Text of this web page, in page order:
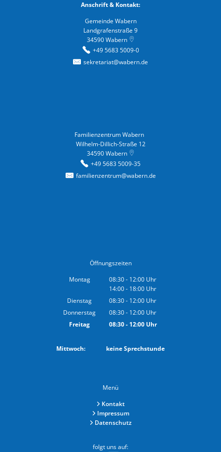
Anschrift & Kontakt:
Gemeinde Wabern
Landgrafenstraße 9
34590 Wabern
+49 5683 5009-0
sekretariat@wabern.de
Familienzentrum Wabern
Wilhelm-Dillich-Straße 12
34590 Wabern
+49 5683 5009-35
familienzentrum@wabern.de
Öffnungszeiten
Montag
08:30- 12:00 Uhr
Von 08:30 bis 12:00 Uhr
14:00- 18:00 Uhr
Von 14:00 bis 18:00 Uhr
Dienstag 08:30- 12:00 Uhr
Von 08:30 bis 12:00 Uhr
Donnerstag 08:30- 12:00 Uhr
Von 08:30 bis 12:00 Uhr
Freitag 08:30- 12:00Uhr
Mittwoch: keine Sprechstunde
Menü
Kontakt
Impressum
Datenschutz
folgt uns auf: